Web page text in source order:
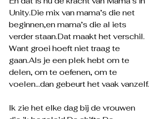
Unity.Die mix van mama’s die net
beginnen,en mama’s die al iets
verder staan.Dat maakt het verschil.
Want groei hoeft niet traag te
gaan.Als je een plek hebt om te
delen, om te oefenen, om te
voelen...dan gebeurt het vaak vanzelf.
Ik zie het elke dag bij de vrouwen